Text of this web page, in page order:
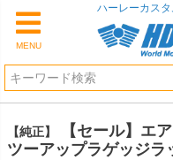
MENU
ハーレーカス
【純正】
【セール】エ
ツーアップラゲッジ